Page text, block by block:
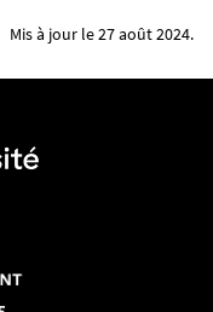
Mis à jour le 27 août 2024.